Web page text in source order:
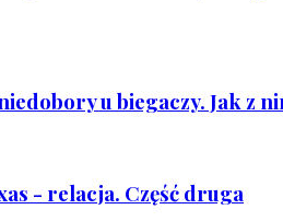
u biegaczy. Jak z
- relacja. Część druga